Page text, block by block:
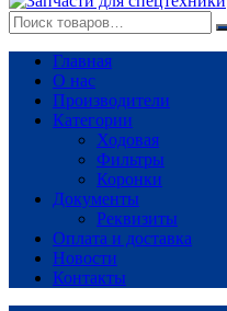
Главная
О нас
Производители
Категории
Ходовая
Фильтры
Коронки
Документы
Реквизиты
Оплата и доставка
Новости
Контакты